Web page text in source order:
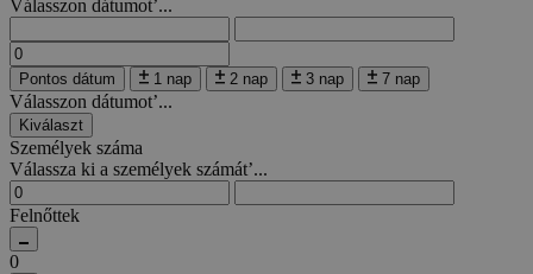
Válasszon dátumot’...
Pontos dátum 1 nap 2 nap 3 nap 7 nap
Válasszon dátumot’...
Kiválaszt
Személyek száma
Válassza ki a személyek számát’...
Felnőttek
0